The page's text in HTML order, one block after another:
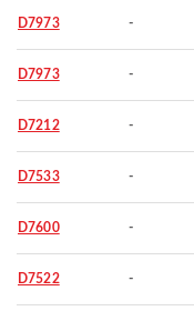
D7973 -
D7973 -
D7212 -
D7533 -
D7600 -
D7522 -